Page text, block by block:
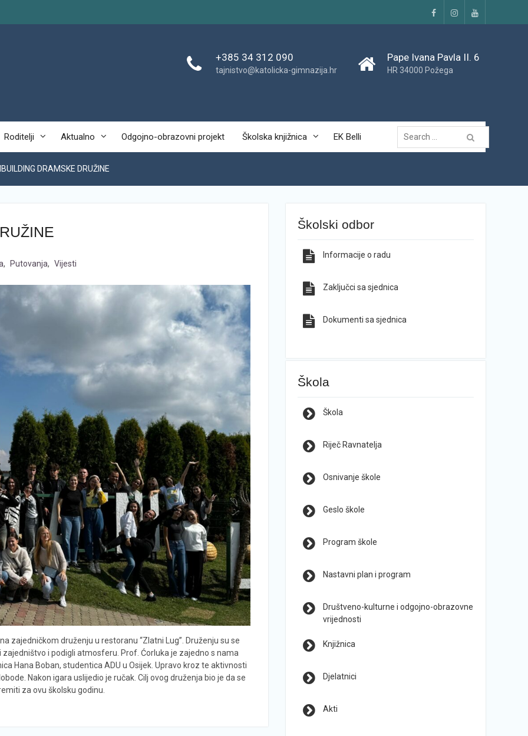
FacebookInstagramYouTube
+385 34 312 090
tajnistvo@katolicka-gimnazija.hr
Pape Ivana Pavla II. 6
HR 34000 Požega
Roditelji Aktualno Odgojno-obrazovni projekt Školska knjižnica EK Belli
Traži...
DRAMSKE DRUŽINE
, Putovanja, Vijesti
zajedničkom druženju u restoranu “Zlatni Lug”. Druženju su se
i podigli atmosferu. Prof. Ćorluka je zajedno s nama
Hana Boban, studentica ADU u Osijek. Upravo kroz te aktivnosti
Nakon igara uslijedio je ručak. Cilj ovog druženja bio je da se
za ovu školsku godinu.
Školski odbor
Informacije o radu
Zaključci sa sjednica
Dokumenti sa sjednica
Škola
Škola
Riječ Ravnatelja
Osnivanje škole
Geslo škole
Program škole
Nastavni plan i program
Društveno-kulturne i odgojno-obrazovne
vrijednosti
Knjižnica
Djelatnici
Akti